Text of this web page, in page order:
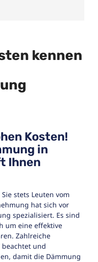
kennen
Kosten!
in
Ihnen
stets Leuten vom
hat sich vor
spezialisiert. Es sind
um eine effektive
Zahlreiche
und
damit die Dämmung